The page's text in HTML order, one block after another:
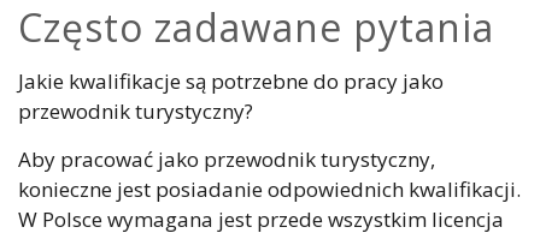
Często zadawane pytania
Jakie kwalifikacje są potrzebne do pracy jako
przewodnik turystyczny?
Aby pracować jako przewodnik turystyczny,
konieczne jest posiadanie odpowiednich kwalifikacji.
W Polsce wymagana jest przede wszystkim licencja